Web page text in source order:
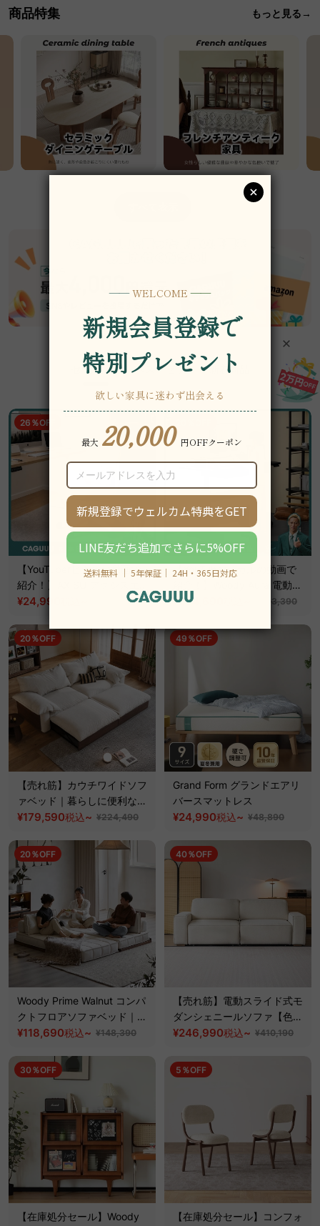
商品特集 もっと見る→
セール商品 ベストセラー 新着商品
26％OFF
【YouTuberヒカルの動画で
紹介！】AXISU アクシスエア
リーライトオフィスチェア
¥24,990 ¥33,990
【YouTuberヒカルの動画で
紹介！】Woody Aura 電動昇
降デスク【組立サービス付】
材】
¥234,690 ¥293,390
20％OFF
【売れ筋】カウチワイドソフ
ァベッド｜暮らしに便利な洗
えるカバー＆伸長式ソファ
¥179,590税込~ ¥224,490
49％OFF
Grand Form グランドエアリ
バースマットレス
¥24,990税込~ ¥48,890
20％OFF
Woody Prime Walnut コンパ
クトフロアソファベッド｜ベ
ッドにもなる伸長式【高級天
材】【色・素材カスタマイズ
可】
¥118,690税込~ ¥148,390
40％OFF
【売れ筋】電動スライド式モ
ダンシェニールソファ【色・
素材カスタマイズ可】
¥246,990税込~ ¥410,190
30％OFF
【在庫処分セール】Woody
5％OFF
【在庫処分セール】コンフォ